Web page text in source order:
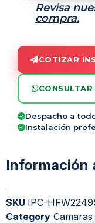
Revisa
compra.
COTIZAR
Despacho a
Instalación
Información
SKU IPC-
Category